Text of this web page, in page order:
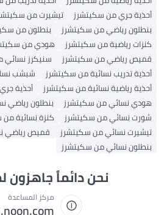
أحذية جري من سكيتشرز
تيشيرت من
بنطلون رياضي من سكيتشرز
بنطلون من
كنزات رياضية من سكيتشرز
هودي من
قميص رياضي من سكيتشرز
سنيكرز
أحذية تدريب نسائية من سكيتشرز
شبشب
أحذية رياضية نسائية من سكيتشرز
أحذية
هودي نسائي من سكيتشرز
بنطلون رياضي
شورت نسائي من سكيتشرز
كنزة نسائية
تيشيرت نسائي من سكيتشرز
قميص رياضي
بنطلون نسائي من سكيتشرز
نحن دائماً
مركز المساعدة